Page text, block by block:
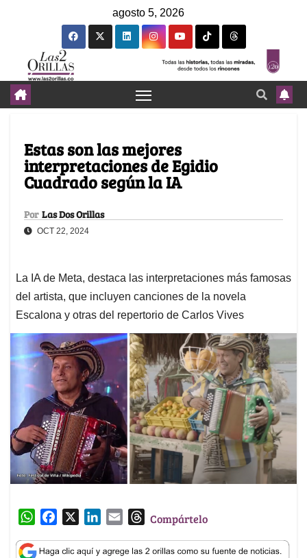
agosto 5, 2026
Estas son las mejores
interpretaciones de Egidio
Cuadrado según la IA
Por Las Dos Orillas
OCT 22, 2024
La IA de Meta, destaca las interpretaciones más famosas
del artista, que incluyen canciones de la novela
Escalona y otras del repertorio de Carlos Vives
W
a
c
n
a
T
r
Compártelo